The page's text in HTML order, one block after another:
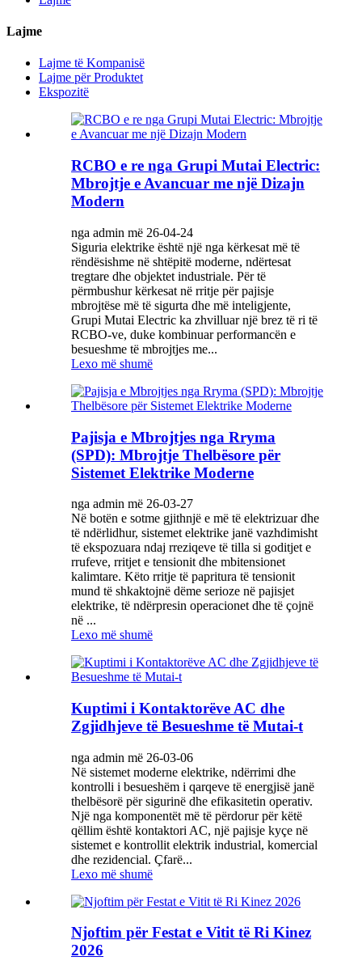
Lajme
Lajme të Kompanisë
Lajme për Produktet
Ekspozitë
RCBO e re nga Grupi Mutai Electric:
Mbrojtje e Avancuar me një Dizajn
Modern
nga admin më 26-04-24
Siguria elektrike është një nga kërkesat më të
rëndësishme në shtëpitë moderne, ndërtesat
tregtare dhe objektet industriale. Për të
përmbushur kërkesat në rritje për pajisje
mbrojtëse më të sigurta dhe më inteligjente,
Grupi Mutai Electric ka zhvilluar një brez të ri të
RCBO-ve, duke kombinuar performancën e
besueshme të mbrojtjes me...
Lexo më shumë
Pajisja e Mbrojtjes nga Rryma
(SPD): Mbrojtje Thelbësore për
Sistemet Elektrike Moderne
nga admin më 26-03-27
Në botën e sotme gjithnjë e më të elektrizuar dhe
të ndërlidhur, sistemet elektrike janë vazhdimisht
të ekspozuara ndaj rreziqeve të tilla si goditjet e
rrufeve, rritjet e tensionit dhe mbitensionet
kalimtare. Këto rritje të papritura të tensionit
mund të shkaktojnë dëme serioze në pajisjet
elektrike, të ndërpresin operacionet dhe të çojnë
në ...
Lexo më shumë
Kuptimi i Kontaktorëve AC dhe
Zgjidhjeve të Besueshme të Mutai-t
nga admin më 26-03-06
Në sistemet moderne elektrike, ndërrimi dhe
kontrolli i besueshëm i qarqeve të energjisë janë
thelbësorë për sigurinë dhe efikasitetin operativ.
Një nga komponentët më të përdorur për këtë
qëllim është kontaktori AC, një pajisje kyçe në
sistemet e kontrollit elektrik industrial, komercial
dhe rezidencial. Çfarë...
Lexo më shumë
Njoftim për Festat e Vitit të Ri Kinez
2026